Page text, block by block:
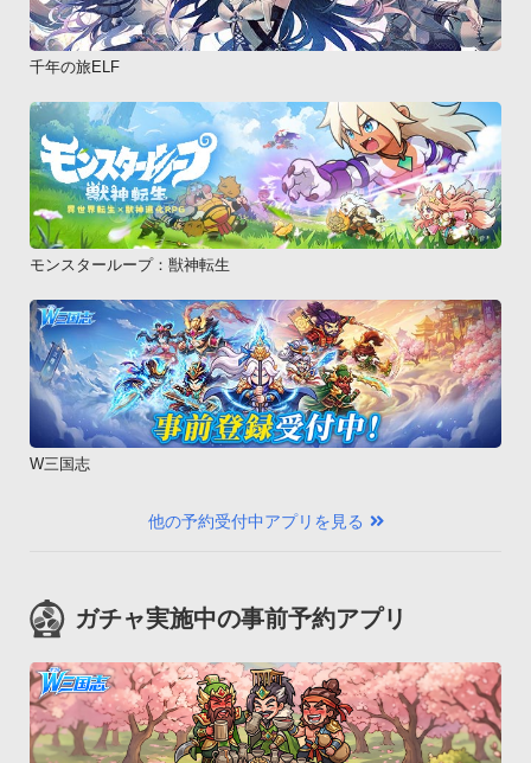
千年の旅ELF
モンスターループ：獣神転生
W三国志
他の予約受付中アプリを見る
ガチャ実施中の事前予約アプリ